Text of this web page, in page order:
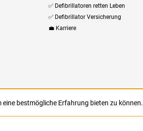
✅ Defibrillatoren retten Leben
✅ Defibrillator Versicherung
💼 Karriere
eine bestmögliche Erfahrung bieten zu können.